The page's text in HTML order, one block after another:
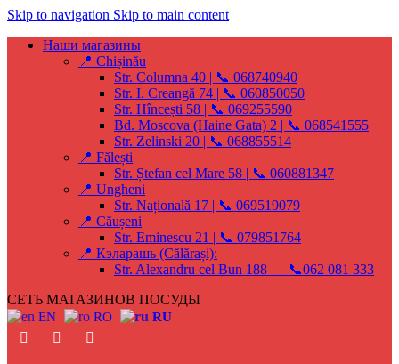
Skip to navigation Skip to main content
Наши магазины
📍 Chișinău
Str. Columna 40 | 📞 068740940
Str. I. Creangă 74 | 📞 060850050
Str. Hîncești 58 | 📞 069255590
Bd. Moscova (Haine Gata) 2 | 📞 068541555
Str. Zelinski 20 | 📞 068855514
📍 Fălești
Str. Ștefan cel Mare 58 | 📞 060881347
📍 Ungheni
Str. Națională 17 | 📞 069519079
📍 Căușeni
Str. Eminescu 21 | 📞 079851764
📍 Кэларашь (Călărași):
Str. Alexandru cel Bun 188 — 📞062 081 333
СЕТЬ МАГАЗИНОВ ПОСУДЫ
EN RO RU